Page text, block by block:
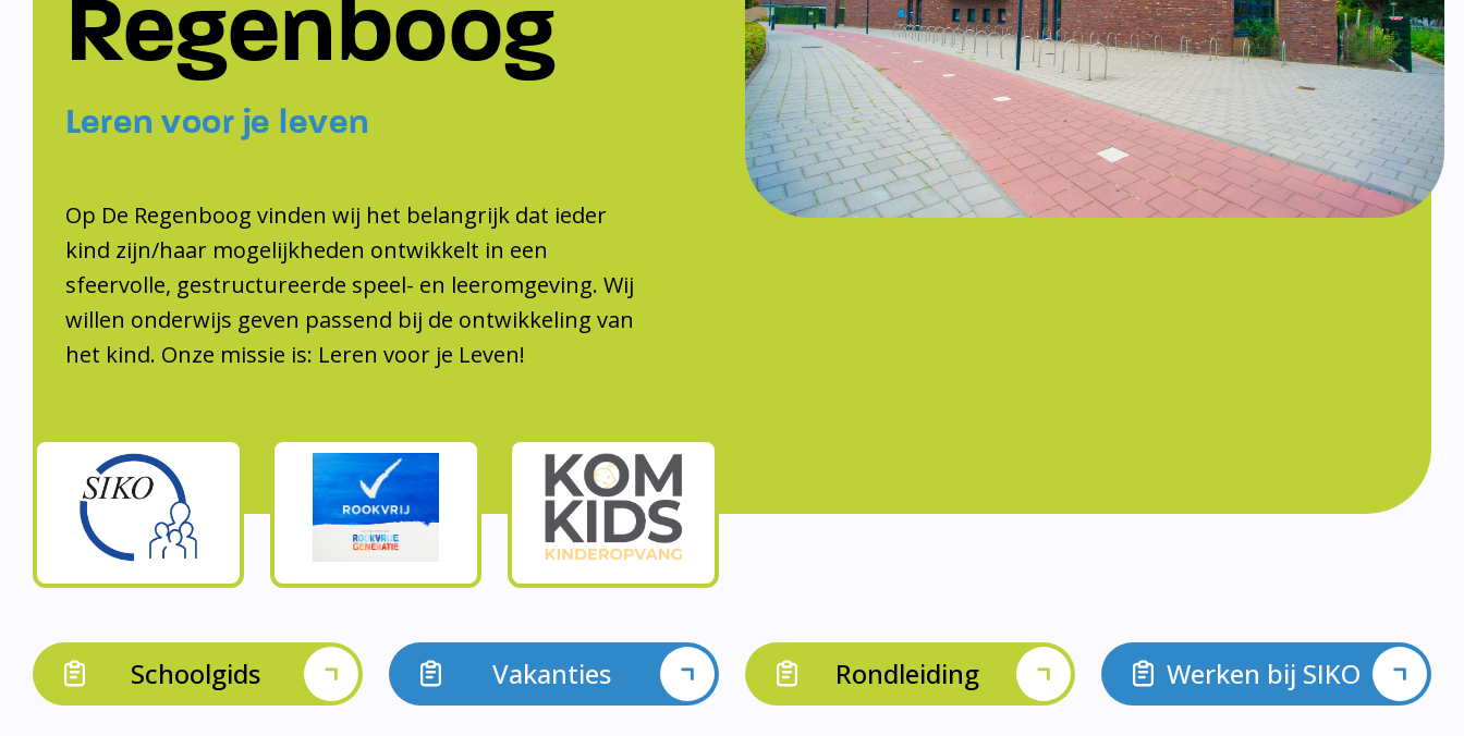
Regenboog
Leren voor je leven
Op De Regenboog vinden wij het belangrijk dat ieder
kind zijn/haar mogelijkheden ontwikkelt in een
sfeervolle, gestructureerde speel- en leeromgeving. Wij
willen onderwijs geven passend bij de ontwikkeling van
het kind. Onze missie is: Leren voor je Leven!
Schoolgids Vakanties Rondleiding Werken bij SIKO